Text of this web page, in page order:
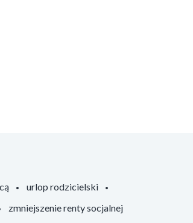
urlop rodzicielski
zmniejszenie renty socjalnej